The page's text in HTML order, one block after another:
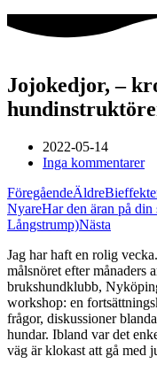
Jojokedjor, –
2022-05-14
Inga kommentarer
FöregåendeÄldre
NyareHar den äran på
Långstrump)Nästa
Jag har haft en rolig
målsnöret efter månaders
brukshundklubb,
workshop: en
frågor, diskussioner
hundar. Ibland var det
väg är klokast att gå med